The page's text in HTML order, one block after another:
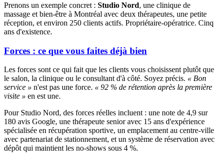
Prenons un exemple concret : Studio Nord, une clinique de
massage et bien-être à Montréal avec deux thérapeutes, une petite
réception, et environ 250 clients actifs. Propriétaire-opératrice. Cinq
ans d'existence.
Forces : ce que vous faites déjà bien
Les forces sont ce qui fait que les clients vous choisissent plutôt que
le salon, la clinique ou le consultant d'à côté. Soyez précis. « Bon
service » n'est pas une force. « 92 % de rétention après la première
visite » en est une.
Pour Studio Nord, des forces réelles incluent : une note de 4,9 sur
180 avis Google, une thérapeute senior avec 15 ans d'expérience
spécialisée en récupération sportive, un emplacement au centre-ville
avec partenariat de stationnement, et un système de réservation avec
dépôt qui maintient les no-shows sous 4 %.